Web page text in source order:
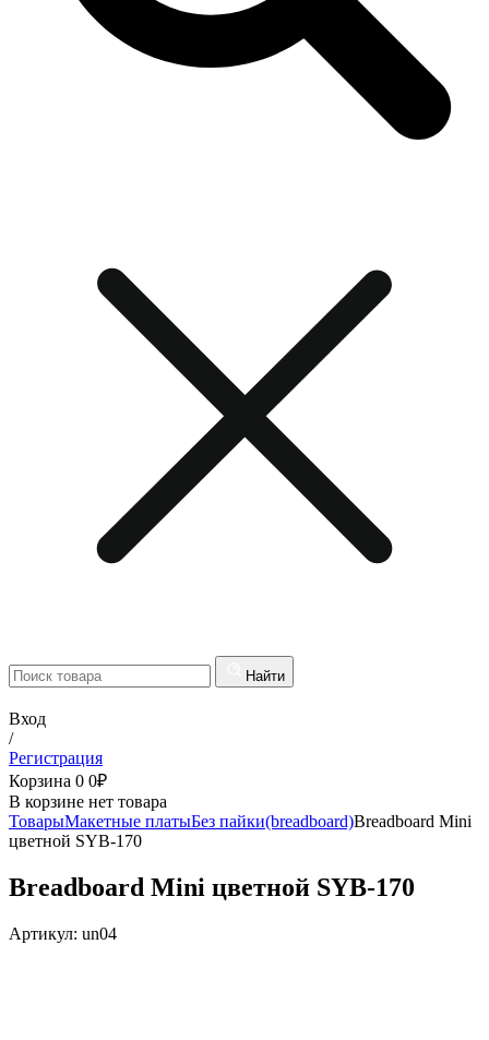
Найти
Вход
/
Регистрация
Корзина 0 0₽
В корзине нет товара
ТоварыМакетные платыБез пайки(breadboard)Breadboard Mini
цветной SYB-170
Breadboard Mini цветной SYB-170
Артикул: un04